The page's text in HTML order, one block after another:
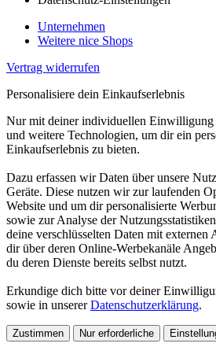
Unternehmen
Weitere nice Shops
Vertrag widerrufen
Personalisiere dein Einkaufserlebnis
Nur mit deiner individuellen
und weitere Technologien, um dir ein
Einkaufserlebnis zu bieten.
Dazu erfassen wir Daten über unsere
Geräte. Diese nutzen wir zur laufenden
Website und um dir personalisierte
sowie zur Analyse der
deine verschlüsselten Daten mit externen
dir über deren Online-Werbekanäle
du deren Dienste bereits selbst nutzt.
Erkundige dich bitte vor deiner
sowie in unsererDatenschutzerklärung.
Zustimmen Nur erforderliche